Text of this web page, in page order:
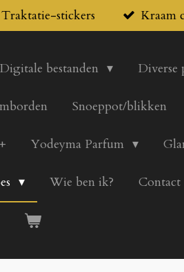
Traktatie-stickers Kraam
Digitale bestanden Diverse
Snoeppot/blikken
Yodeyma Parfum
Wie ben ik? Contact